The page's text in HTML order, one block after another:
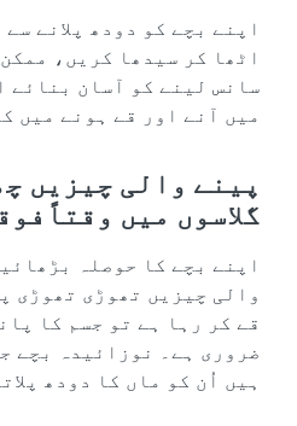
اپنے بچے کو دودھ پلانے
اٹھا کر سیدھا کریں،
سانس لینے کو آسان بنائے
میں آنے اور قے ہونے میں
پینے والی چیزیں
گلاسوں میں
اپنے بچے کا حوصلہ
والی چیزیں تھوڑی تھوڑی
قے کر رہا ہے تو جسم کا
ضروری ہے۔ نوزائیدہ بچے
ہیں اُن کو ماں کا دودھ